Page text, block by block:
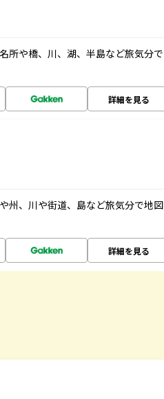
所や橋、川、湖、半島など旅気分で
詳細を見る
州、川や街道、島など旅気分で地図
詳細を見る